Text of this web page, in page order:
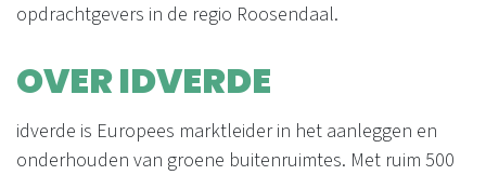
opdrachtgevers in de regio Roosendaal.
OVER IDVERDE
idverde is Europees marktleider in het aanleggen en
onderhouden van groene buitenruimtes. Met ruim 500